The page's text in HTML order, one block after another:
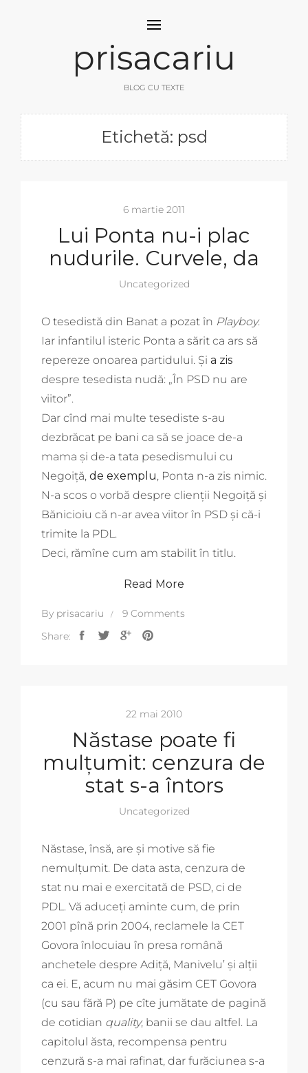
prisacariu
BLOG CU TEXTE
Etichetă: psd
6 martie 2011
Lui Ponta nu-i plac
nudurile. Curvele, da
Uncategorized
O tesedistă din Banat a pozat în Playboy.
Iar infantilul isteric Ponta a sărit ca ars să
repereze onoarea partidului. Și a zis
despre tesedista nudă: „În PSD nu are
viitor”.
Dar cînd mai multe tesediste s-au
dezbrăcat pe bani ca să se joace de-a
mama și de-a tata pesedismului cu
Negoiță, de exemplu, Ponta n-a zis nimic.
N-a scos o vorbă despre clienții Negoiță și
Bănicioiu că n-ar avea viitor în PSD și că-i
trimite la PDL.
Deci, rămîne cum am stabilit în titlu.
Read More
By prisacariu
9 Comments
Share:
22 mai 2010
Năstase poate fi
mulțumit: cenzura de
stat s-a întors
Uncategorized
Năstase, însă, are și motive să fie
nemulțumit. De data asta, cenzura de
stat nu mai e exercitată de PSD, ci de
PDL. Vă aduceți aminte cum, de prin
2001 pînă prin 2004, reclamele la CET
Govora înlocuiau în presa română
anchetele despre Adiță, Manivelu’ și alții
ca ei. E, acum nu mai găsim CET Govora
(cu sau fără P) pe cîte jumătate de pagină
de cotidian quality, banii se dau altfel. La
capitolul ăsta, recompensa pentru
cenzură s-a mai rafinat, dar furăciunea s-a